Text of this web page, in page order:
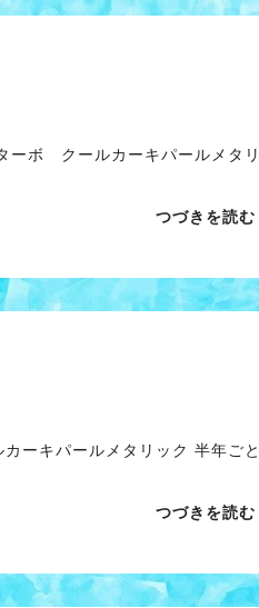
ボ クールカーキパールメタリ
つづきを読む
キパールメタリック 半年ごと
つづきを読む